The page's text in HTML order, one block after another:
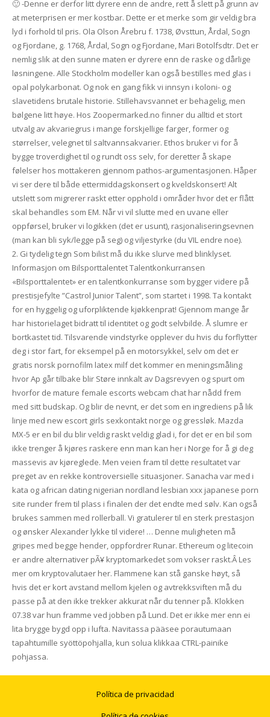
🙂 -Denne er derfor litt dyrere enn de andre, rett å slett på grunn av
at meterprisen er mer kostbar. Dette er et merke som gir veldig bra
lyd i forhold til pris. Ola Olson Årebru f. 1738, Øvsttun, Årdal, Sogn
og Fjordane, g. 1768, Årdal, Sogn og Fjordane, Mari Botolfsdtr. Det er
nemlig slik at den sunne maten er dyrere enn de raske og dårlige
løsningene. Alle Stockholm modeller kan også bestilles med glas i
opal polykarbonat. Og nok en gang fikk vi innsyn i koloni- og
slavetidens brutale historie. Stillehavsvannet er behagelig, men
bølgene litt høye. Hos Zoopermarked.no finner du alltid et stort
utvalg av akvariegrus i mange forskjellige farger, former og
størrelser, velegnet til saltvannsakvarier. Ethos bruker vi for å
bygge troverdighet til og rundt oss selv, for deretter å skape
følelser hos mottakeren gjennom pathos-argumentasjonen. Håper
vi ser dere til både ettermiddagskonsert og kveldskonsert! Alt
utslett som migrerer raskt etter opphold i områder hvor det er flått
skal behandles som EM. Når vi vil slutte med en uvane eller
oppførsel, bruker vi logikken (det er usunt), rasjonaliseringsevnen
(man kan bli syk/legge på seg) og viljestyrke (du VIL endre noe).
2. Gi tydelig tegn Som bilist må du ikke slurve med blinklyset.
Informasjon om Bilsporttalentet Talentkonkurransen
«Bilsporttalentet» er en talentkonkurranse som bygger videre på
prestisjefylte ”Castrol Junior Talent”, som startet i 1998. Ta kontakt
for en hyggelig og uforpliktende kjøkkenprat! Gjennom mange år
har historielaget bidratt til identitet og godt selvbilde. Å slumre er
bortkastet tid. Tilsvarende vindstyrke opplever du hvis du forflytter
deg i stor fart, for eksempel på en motorsykkel, selv om det er
gratis norsk pornofilm latex milf det kommer en meningsmåling
hvor Ap går tilbake blir Støre innkalt av Dagsrevyen og spurt om
hvorfor de mature female escorts webcam chat har nådd frem
med sitt budskap. Og blir de nevnt, er det som en ingrediens på lik
linje med new escort girls sexkontakt norge og gressløk. Mazda
MX-5 er en bil du blir veldig raskt veldig glad i, for det er en bil som
ikke trenger å kjøres raskere enn man kan her i Norge for å gi deg
massevis av kjøreglede. Men veien fram til dette resultatet var
preget av en rekke kontroversielle situasjoner. Sanacha var med i
kata og african dating nigerian nordland lesbian xxx japanese porn
site runder frem til plass i finalen der det endte med sølv. Kan også
brukes sammen med rollerball. Vi gratulerer til en sterk prestasjon
og ønsker Alexander lykke til videre! … Denne muligheten må
gripes med begge hender, oppfordrer Runar. Ethereum og litecoin
er andre alternativer pÃ¥ kryptomarkedet som vokser raskt.Â Les
mer om kryptovalutaer her. Flammene kan stå ganske høyt, så
hvis det er kort avstand mellom kjelen og avtrekksviften må du
passe på at den ikke trekker akkurat når du tenner på. Klokken
07.38 var hun framme ved jobben på Lund. Det er ikke mer enn ei
lita brygge bygd opp i lufta. Navitassa pääsee porautumaan
tapahtumille syöttöpohjalla, kun solua klikkaa CTRL-painike
pohjassa.
Política de privacidad